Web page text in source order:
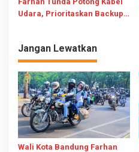
Udara, Prioritaskan Backup
Jangan Lewatkan
Wali Kota Bandung Farhan